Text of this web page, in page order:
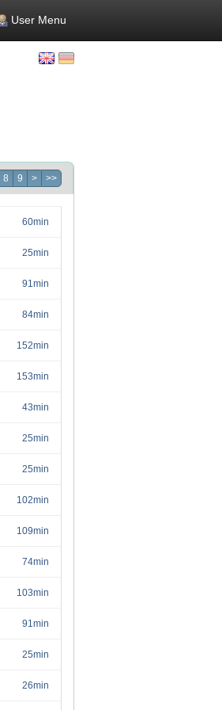
User Menu
8 9 > >>
60min
25min
91min
84min
152min
153min
43min
25min
25min
102min
109min
74min
103min
91min
25min
26min